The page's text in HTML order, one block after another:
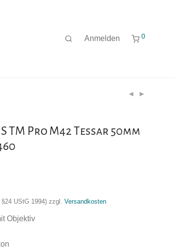
Anmelden 0
TM Pro M42 Tessar 50mm
UStG 1994) zzgl. Versandkosten
Objektiv